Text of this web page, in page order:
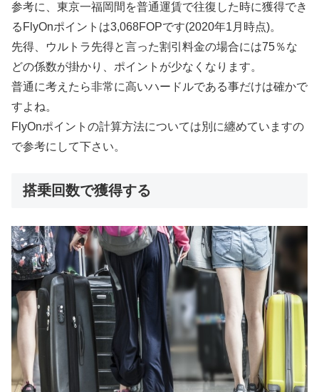
参考に、東京一福岡間を普通運賃で往復した時に獲得でき
るFlyOnポイントは3,068FOPです(2020年1月時点)。
先得、ウルトラ先得と言った割引料金の場合には75％な
どの係数が掛かり、ポイントが少なくなります。
普通に考えたら非常に高いハードルである事だけは確かで
すよね。
FlyOnポイントの計算方法については別に纏めていますの
で参考にして下さい。
搭乗回数で獲得する